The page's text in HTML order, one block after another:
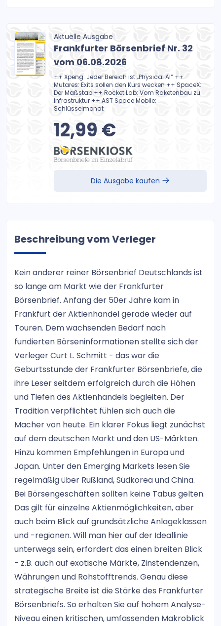
Aktuelle Ausgabe
Frankfurter Börsenbrief Nr. 32
vom 06.08.2026
++ Xpeng: Jeder Bereich ist „Physical AI“ ++
Mutares: Exits sollen den Kurs wecken ++ SpaceX:
Der Maßstab ++ Rocket Lab: Vom Raketenbau zu
Infrastruktur ++ AST Space Mobile:
Schlüsselmonat
12,99 €
Die Ausgabe kaufen
Beschreibung vom Verleger
Kein anderer reiner Börsenbrief Deutschlands ist
so lange am Markt wie der Frankfurter
Börsenbrief. Anfang der 50er Jahre kam in
Frankfurt der Aktienhandel gerade wieder auf
Touren. Dem wachsenden Bedarf nach
fundierten Börseninformationen stellte sich der
Verleger Curt L. Schmitt - das war die
Geburtsstunde der Frankfurter Börsenbriefe, die
ihre Leser seitdem erfolgreich durch die Höhen
und Tiefen des Aktienhandels begleiten. Der
Tradition verpflichtet fühlen sich auch die
Macher von heute. Ein klarer Fokus liegt zunächst
auf dem deutschen Markt und den US-Märkten.
Hinzu kommen Empfehlungen in Europa und
Japan. Unter den Emerging Markets lesen Sie
regelmäßig über Rußland, Südkorea und China.
Bei Börsengeschäften sollten keine Tabus gelten.
Das gilt für einzelne Aktienmöglichkeiten, aber
auch beim Blick auf grundsätzliche Anlageklassen
und -regionen. Will man hier auf der Ideallinie
unterwegs sein, erfordert das einen breiten Blick
- z.B. auch auf exotische Märkte, Zinstendenzen,
Währungen und Rohstofftrends. Genau diese
strategische Breite ist die Stärke des Frankfurter
Börsenbriefs. So erhalten Sie auf hohem Analyse-
Niveau einen kritischen, umfassenden Makroblick